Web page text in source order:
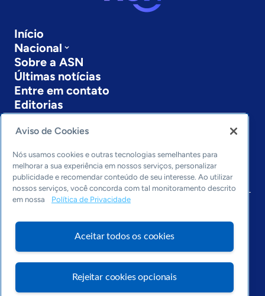
Início
Nacional
Sobre a ASN
Últimas notícias
Entre em contato
Editorias
Economia & Política
Cultura empreendedora
Dados
Arquivo
Aviso de Cookies
Nós usamos cookies e outras tecnologias semelhantes para
melhorar a sua experiência em nossos serviços, personalizar
publicidade e recomendar conteúdo de seu interesse. Ao utilizar
nossos serviços, você concorda com tal monitoramento descrito
em nossa
Política de Privacidade
Aceitar todos os cookies
Rejeitar cookies opcionais